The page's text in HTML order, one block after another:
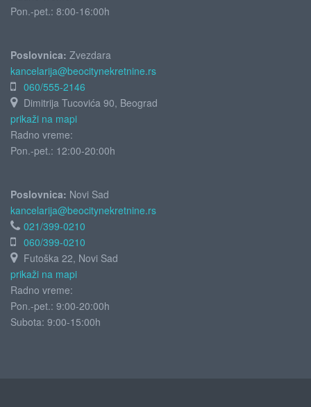
Pon.-pet.: 8:00-16:00h
Poslovnica: Zvezdara
kancelarija@beocitynekretnine.rs
060/555-2146
Dimitrija Tucovića 90, Beograd
prikaži na mapi
Radno vreme:
Pon.-pet.: 12:00-20:00h
Poslovnica: Novi Sad
kancelarija@beocitynekretnine.rs
021/399-0210
060/399-0210
Futoška 22, Novi Sad
prikaži na mapi
Radno vreme:
Pon.-pet.: 9:00-20:00h
Subota: 9:00-15:00h